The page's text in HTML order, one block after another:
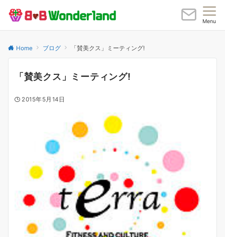
Menu
Home ブログ 「賛美クス」ミーティング!
「賛美クス」ミーティング!
2015年5月14日